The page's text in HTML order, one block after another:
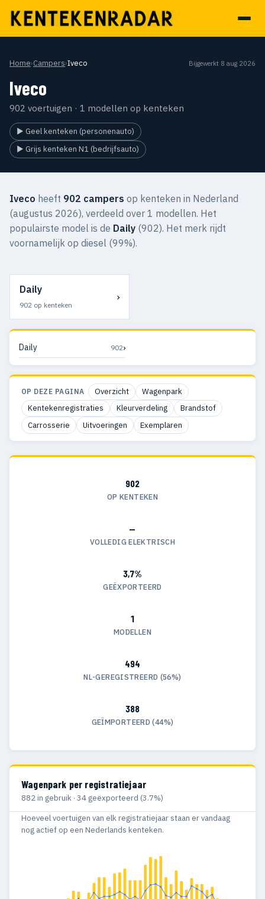
Home›Campers›Iveco Bijgewerkt 8 aug 2026
Iveco
902 voertuigen · 1 modellen op kenteken
▶ Geel kenteken (personenauto)
▶ Grijs kenteken N1 (bedrijfsauto)
Iveco heeft 902 campers op kenteken in Nederland
(augustus 2026), verdeeld over 1 modellen. Het
populairste model is de Daily (902). Het merk rijdt
voornamelijk op diesel (99%).
Daily
902 op kenteken
›
Daily 902›
OP DEZE PAGINA Overzicht
Wagenpark
Kentekenregistraties
Kleurverdeling
Brandstof
Carrosserie
Uitvoeringen Exemplaren
902
OP KENTEKEN
—
VOLLEDIG ELEKTRISCH
3,7%
GEËXPORTEERD
1
MODELLEN
494
NL-GEREGISTREERD (56%)
388
GEÏMPORTEERD (44%)
Wagenpark per registratiejaar
882 in gebruik · 34 geëxporteerd (3.7%)
Hoeveel voertuigen van elk registratiejaar staan er vandaag
nog actief op een Nederlands kenteken.